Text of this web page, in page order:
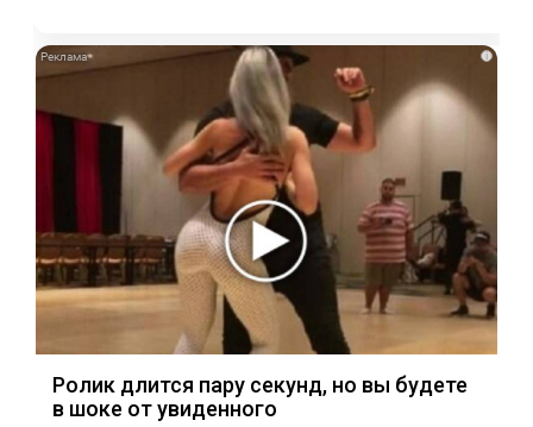
i
Ролик длится пару секунд, но вы будете
в шоке от увиденного